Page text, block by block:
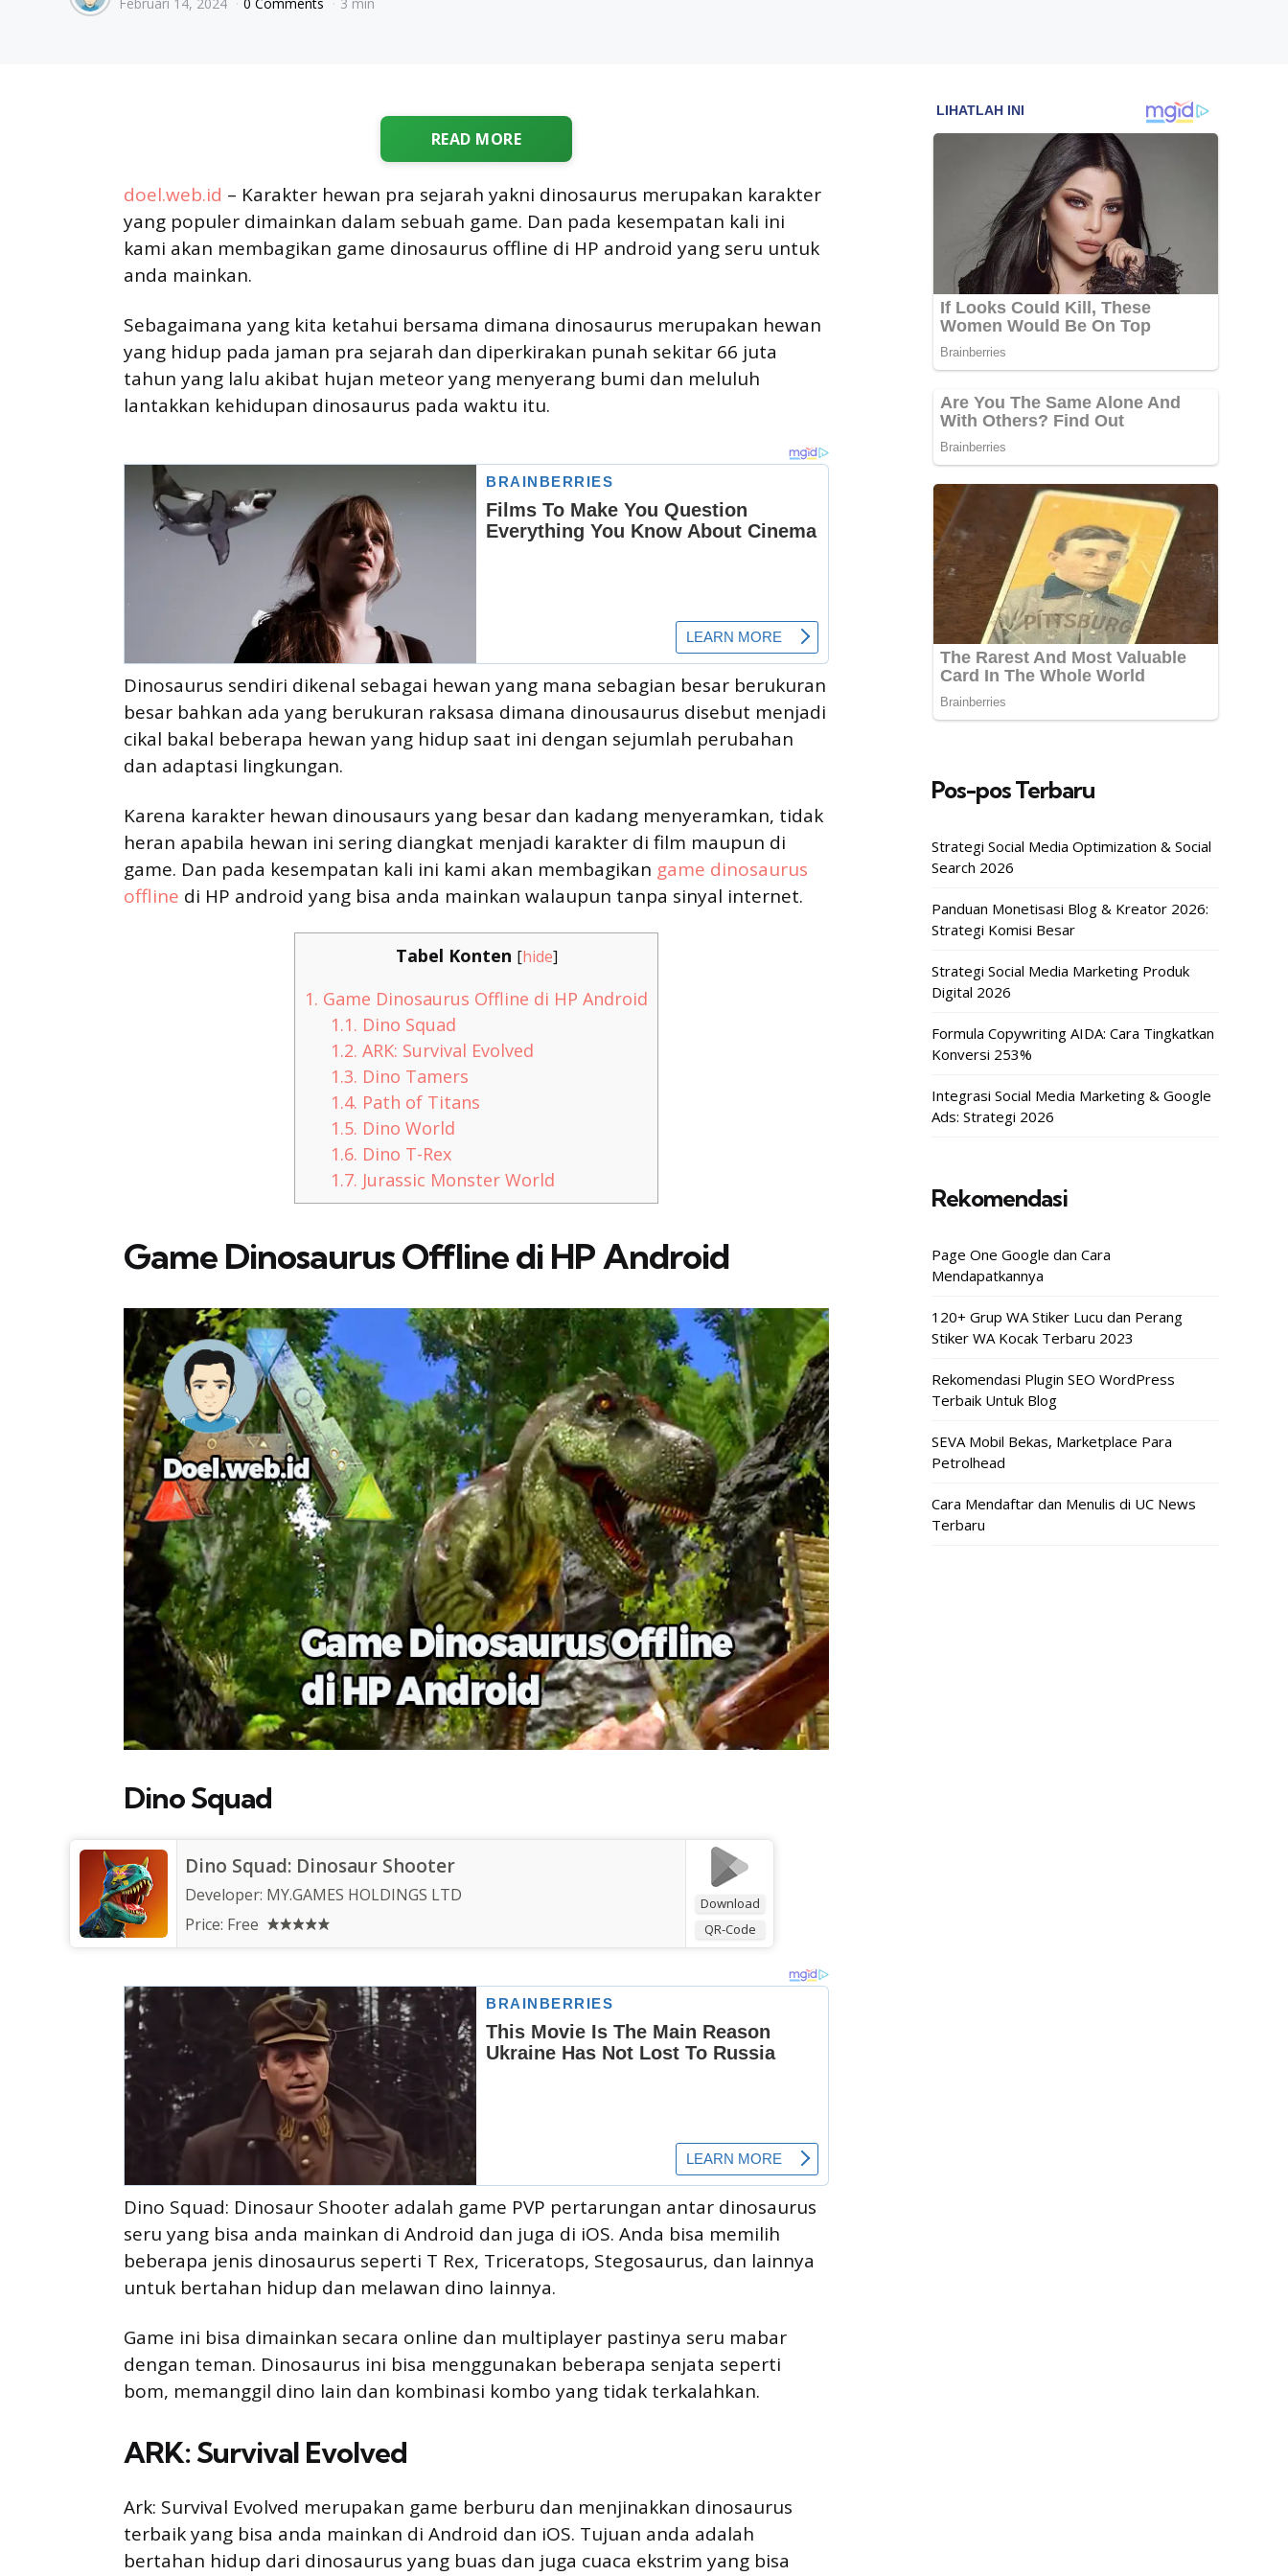
by
READ MORE
doel.web.id – Karakter hewan pra sejarah yakni dinosaurus merupakan karakter
yang populer dimainkan dalam sebuah game. Dan pada kesempatan kali ini
kami akan membagikan game dinosaurus offline di HP android yang seru untuk
anda mainkan.
Sebagaimana yang kita ketahui bersama dimana dinosaurus merupakan hewan
yang hidup pada jaman pra sejarah dan diperkirakan punah sekitar 66 juta
tahun yang lalu akibat hujan meteor yang menyerang bumi dan meluluh
lantakkan kehidupan dinosaurus pada waktu itu.
Dinosaurus sendiri dikenal sebagai hewan yang mana sebagian besar berukuran
besar bahkan ada yang berukuran raksasa dimana dinousaurus disebut menjadi
cikal bakal beberapa hewan yang hidup saat ini dengan sejumlah perubahan
dan adaptasi lingkungan.
Karena karakter hewan dinousaurs yang besar dan kadang menyeramkan, tidak
heran apabila hewan ini sering diangkat menjadi karakter di film maupun di
game. Dan pada kesempatan kali ini kami akan membagikan game dinosaurus
offline di HP android yang bisa anda mainkan walaupun tanpa sinyal internet.
Tabel Konten [hide]
1. Game Dinosaurus Offline di HP Android
1.1. Dino Squad
1.2. ARK: Survival Evolved
1.3. Dino Tamers
1.4. Path of Titans
1.5. Dino World
1.6. Dino T-Rex
1.7. Jurassic Monster World
Game Dinosaurus Offline di HP Android
Dino Squad
Download
QR-Code
Dino Squad: Dinosaur Shooter
Developer: MY.GAMES HOLDINGS LTD
Price: Free
Dino Squad: Dinosaur Shooter adalah game PVP pertarungan antar dinosaurus
seru yang bisa anda mainkan di Android dan juga di iOS. Anda bisa memilih
beberapa jenis dinosaurus seperti T Rex, Triceratops, Stegosaurus, dan lainnya
untuk bertahan hidup dan melawan dino lainnya.
Game ini bisa dimainkan secara online dan multiplayer pastinya seru mabar
dengan teman. Dinosaurus ini bisa menggunakan beberapa senjata seperti
bom, memanggil dino lain dan kombinasi kombo yang tidak terkalahkan.
ARK: Survival Evolved
Ark: Survival Evolved merupakan game berburu dan menjinakkan dinosaurus
terbaik yang bisa anda mainkan di Android dan iOS. Tujuan anda adalah
bertahan hidup dari dinosaurus yang buas dan juga cuaca ekstrim yang bisa
Pos-pos Terbaru
Strategi Social Media Optimization & Social
Search 2026
Panduan Monetisasi Blog & Kreator 2026:
Strategi Komisi Besar
Strategi Social Media Marketing Produk
Digital 2026
Formula Copywriting AIDA: Cara Tingkatkan
Konversi 253%
Integrasi Social Media Marketing & Google
Ads: Strategi 2026
Rekomendasi
Page One Google dan Cara
Mendapatkannya
120+ Grup WA Stiker Lucu dan Perang
Stiker WA Kocak Terbaru 2023
Rekomendasi Plugin SEO WordPress
Terbaik Untuk Blog
SEVA Mobil Bekas, Marketplace Para
Petrolhead
Cara Mendaftar dan Menulis di UC News
Terbaru